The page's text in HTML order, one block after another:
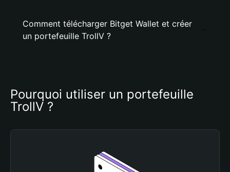
Comment télécharger Bitget Wallet et créer
un portefeuille TrollV ?
Pourquoi utiliser un portefeuille
TrollV ?